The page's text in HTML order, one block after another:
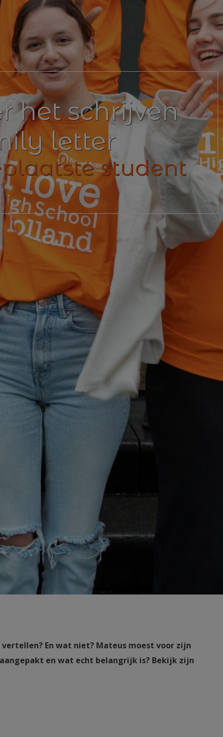
het schrijven
letter
student
En wat niet? Mateus moest voor zijn
en wat echt belangrijk is? Bekijk zijn